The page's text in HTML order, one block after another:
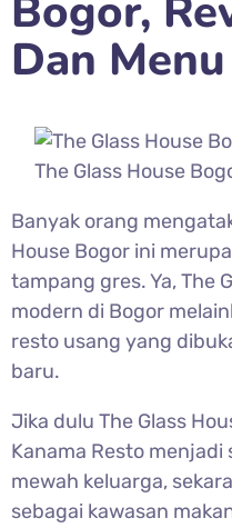
Bogor,
Dan
The Glass House
Banyak orang
House Bogor ini
tampang gres. Ya, The
modern di Bogor
resto usang yang
baru.
Jika dulu The Glass
Kanama Resto
mewah keluarga,
sebagai kawasan